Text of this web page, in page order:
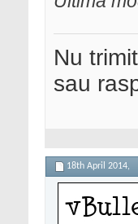
Nu
sau
18th April 2014,